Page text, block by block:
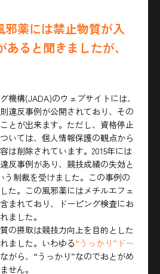
邪薬には禁止物質が入
あると聞きましたが、
機構(JADA)のウェブサイトには、
違反事例が公開されており、その
とが出来ます。ただし、資格停止
いては、個人情報保護の観点から
は削除されています。2015年には
反事例があり、競技成績の失効と
う制裁を受けました。この事例の
た。この風邪薬にはメチルエフェ
まれており、ドーピング検査にお
ました。
の摂取は競技力向上を目的とした
ました。いわゆる“うっかり”ドー
がら、“うっかり”なのでおとがめ
せん。